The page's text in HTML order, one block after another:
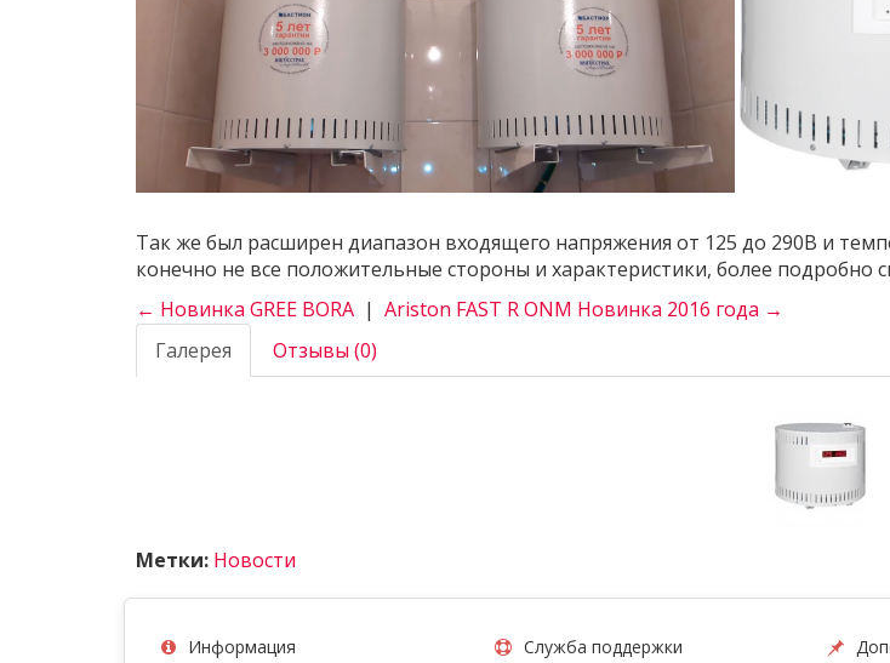
Так же был расширен диапазон входящего напряжения от 125 до 290В и
конечно не все положительные стороны и характеристики, более подробно
← Новинка GREE BORA | Ariston FAST R ONM Новинка 2016 года →
Галерея
Отзывы (0)
Метки: Новости
Информация Служба поддержки